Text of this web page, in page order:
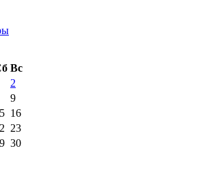
Вс
2
9
16
23
30